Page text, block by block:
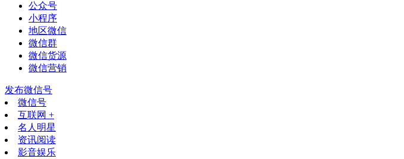
公众号
小程序
地区微信
微信群
微信货源
微信营销
发布微信号
微信号
互联网 +
名人明星
资讯阅读
影音娱乐